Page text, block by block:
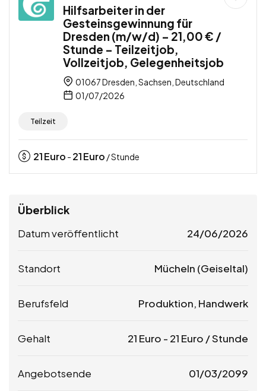
Hilfsarbeiter in der
Gesteinsgewinnung für
Dresden (m/w/d) – 21,00 € /
Stunde – Teilzeitjob,
Vollzeitjob, Gelegenheitsjob
01067 Dresden, Sachsen, Deutschland
01/07/2026
Teilzeit
21Euro - 21Euro / Stunde
Überblick
Datum veröffentlicht 24/06/2026
Standort Mücheln (Geiseltal)
Berufsfeld Produktion, Handwerk
Gehalt 21 Euro - 21 Euro / Stunde
Angebotsende 01/03/2099